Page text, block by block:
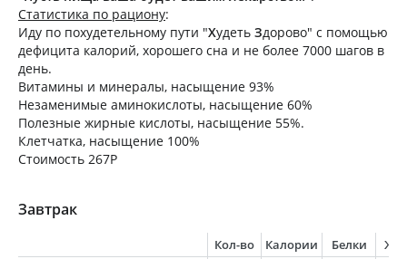
Статистика по рациону:
Иду по похудетельному пути "Худеть Здорово" с помощью
дефицита калорий, хорошего сна и не более 7000 шагов в
день.
Витамины и минералы, насыщение 93%
Незаменимые аминокислоты, насыщение 60%
Полезные жирные кислоты, насыщение 55%.
Клетчатка, насыщение 100%
Стоимость 267Р
Завтрак
Кол-во Калории Белки